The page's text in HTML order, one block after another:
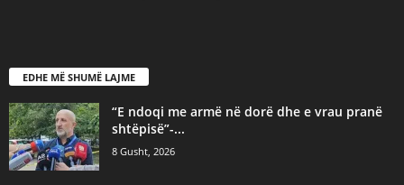
EDHE MË SHUMË LAJME
“E ndoqi me armë në dorë dhe e vrau pranë
shtëpisë”-...
8 Gusht, 2026